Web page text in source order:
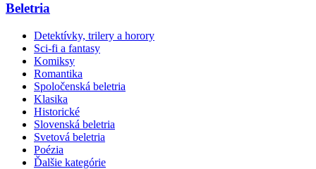
Beletria
Detektívky, trilery a horory
Sci-fi a fantasy
Komiksy
Romantika
Spoločenská beletria
Klasika
Historické
Slovenská beletria
Svetová beletria
Poézia
Ďalšie kategórie